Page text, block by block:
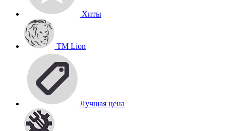
Хиты
TM Lion
Лучшая цена